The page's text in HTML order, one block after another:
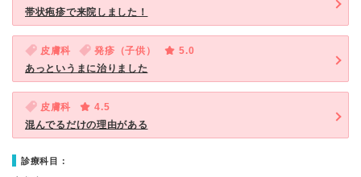
帯状疱疹で来院しました！
皮膚科 発疹（子供）
5.0
あっというまに治りました
皮膚科
4.5
混んでるだけの理由がある
診療科目：